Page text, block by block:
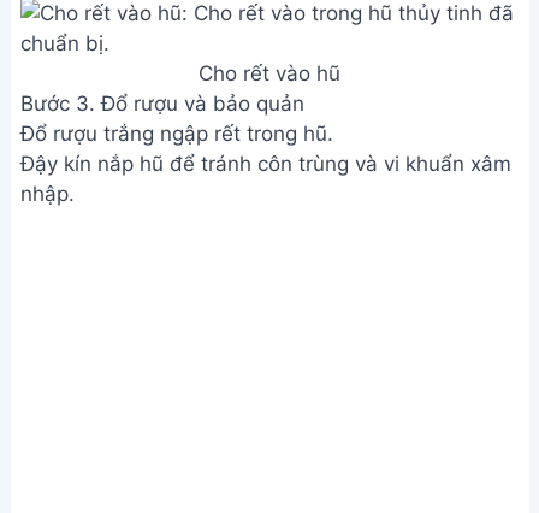
Cho rết vào hũ
Bước 3. Đổ rượu và bảo quản
Đổ rượu trắng ngập rết trong hũ.
Đậy kín nắp hũ để tránh côn trùng và vi khuẩn xâm
nhập.